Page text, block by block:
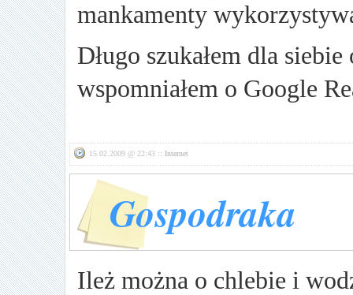
mankamenty
Długo szukałem dla
wspomniałem o Google
15.02.2009 @ 22:43 :: Internet
Gospodraka
Ileż można o chlebie i